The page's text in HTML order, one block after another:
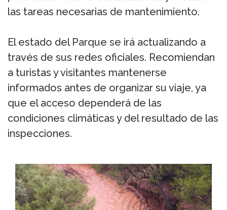
las tareas necesarias de mantenimiento.
El estado del Parque se irá actualizando a
través de sus redes oficiales. Recomiendan
a turistas y visitantes mantenerse
informados antes de organizar su viaje, ya
que el acceso dependerá de las
condiciones climáticas y del resultado de las
inspecciones.